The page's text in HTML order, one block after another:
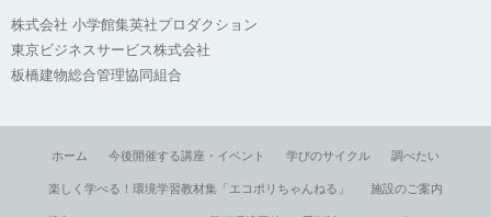
株式会社 小学館集英社プロダクション
東京ビジネスサービス株式会社
板橋建物総合管理協同組合
ホーム 今後開催する講座・イベント 学びのサイクル 調べたい
楽しく学べる！環境学習教材集「エコポリちゃんねる」 施設のご案内